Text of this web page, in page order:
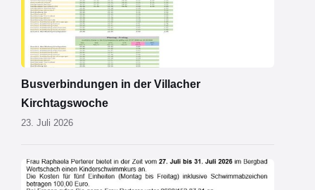
2026.pdf
Busverbindungen in der Villacher
Kirchtagswoche
23. Juli 2026
Schwimmkurs
2026.jpg